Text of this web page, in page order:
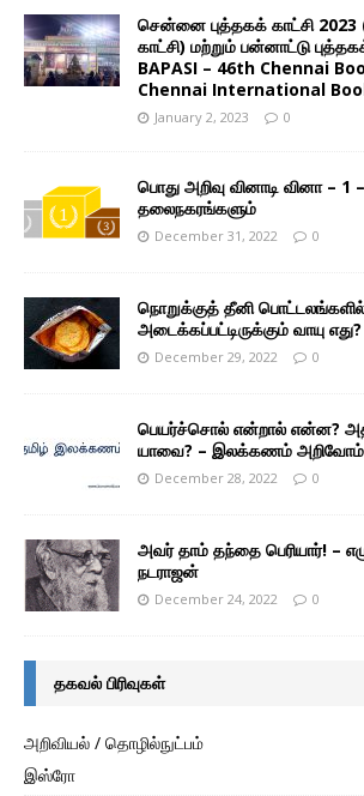
சென்னை புத்தகக் காட்சி 2023
காட்சி) மற்றும் பன்னாட்டு
BAPASI – 46th Chennai
Chennai International
January 2, 2023 0
பொது அறிவு வினாடி வினா –
தலைநகரங்களும்
December 31, 2022 0
நொறுக்குத் தீனி
அடைக்கப்பட்டிருக்கும் வாயு
December 29, 2022 0
பெயர்ச்சொல் என்றால் என்ன?
யாவை? – இலக்கணம்
December 28, 2022 0
அவர் தாம் தந்தை பெரியார்! –
நடராஜன்
December 24, 2022 0
தகவல் பிரிவுகள்
அறிவியல் / தொழில்நுட்பம்
இஸ்ரோ